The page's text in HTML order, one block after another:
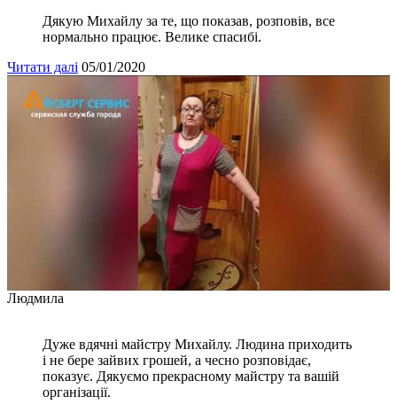
Дякую Михайлу за те, що показав, розповів, все
нормально працює. Велике спасибі.
Читати далі 05/01/2020
Людмила
Дуже вдячні майстру Михайлу. Людина приходить
і не бере зайвих грошей, а чесно розповідає,
показує. Дякуємо прекрасному майстру та вашій
організації.